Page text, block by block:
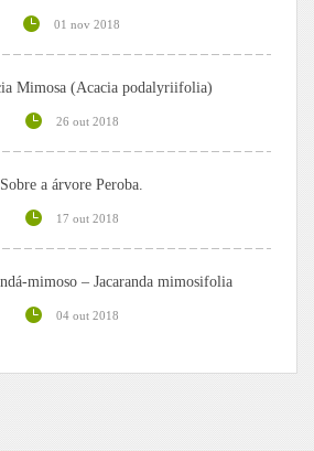
01 nov 2018
Mimosa (Acacia podalyriifolia)
26 out 2018
Sobre a árvore Peroba.
17 out 2018
mimoso – Jacaranda mimosifolia
04 out 2018